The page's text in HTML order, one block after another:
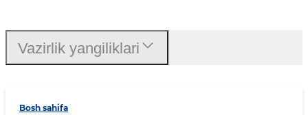
Bosh sahifa
Vazirlik yangiliklari